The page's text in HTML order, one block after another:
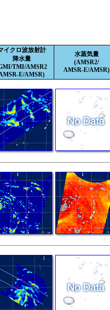
イクロ波放射計
降水量
TMI/AMSR2
E/AMSR)
水蒸気量
(AMSR2/
AMSR-E/AMSR)